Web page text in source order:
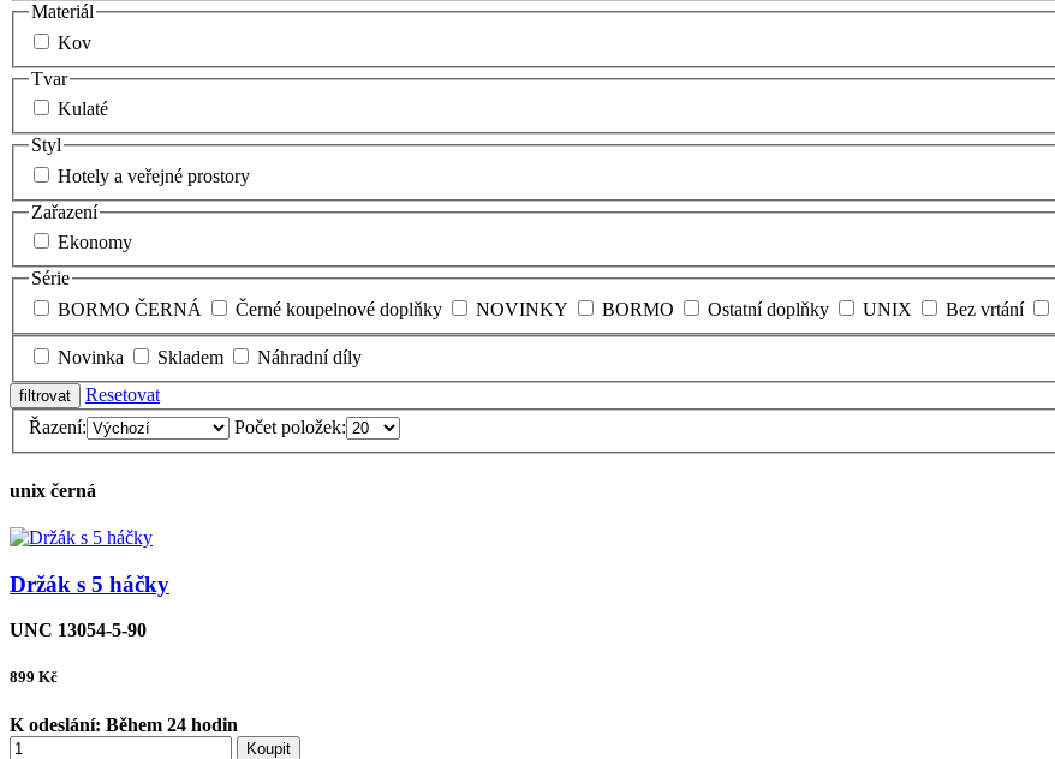
Materiál
Kov
Tvar
Kulaté
Styl
Hotely a veřejné prostory
Zařazení
Ekonomy
Série
BORMO ČERNÁ
Černé koupelnové doplňky NOVINKY BORMO Ostatní doplňky UNIX Bez vrtání
Novinka Skladem
Náhradní díly
Resetovat
Řazení:
Počet položek:
unix černá
Držák s 5 háčky
UNC 13054-5-90
899 Kč
K odeslání: Během 24 hodin
Koupit